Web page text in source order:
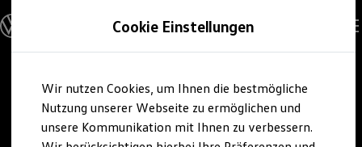
Hauptinhalt
springen
Footer
springen
Modelle und Konfigurator
Konfigurator
Modelle vergleichen
Elektroautos
ENERGY Sondermodelle
Nutzfahrzeuge
SUV und CUV
Cookie Einstellungen
Wir nutzen Cookies, um Ihnen die bestmögliche
Nutzung unserer Webseite zu ermöglichen und
unsere Kommunikation mit Ihnen zu verbessern.